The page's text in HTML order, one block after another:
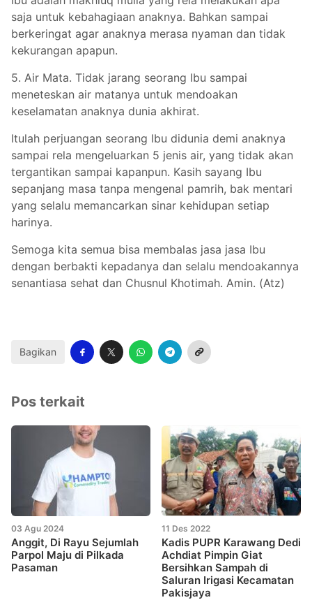
saja untuk kebahagiaan anaknya. Bahkan sampai
berkeringat agar anaknya merasa nyaman dan tidak
kekurangan apapun.
5. Air Mata. Tidak jarang seorang Ibu sampai
meneteskan air matanya untuk mendoakan
keselamatan anaknya dunia akhirat.
Itulah perjuangan seorang Ibu didunia demi anaknya
sampai rela mengeluarkan 5 jenis air, yang tidak akan
tergantikan sampai kapanpun. Kasih sayang Ibu
sepanjang masa tanpa mengenal pamrih, bak mentari
yang selalu memancarkan sinar kehidupan setiap
harinya.
Semoga kita semua bisa membalas jasa jasa Ibu
dengan berbakti kepadanya dan selalu mendoakannya
senantiasa sehat dan Chusnul Khotimah. Amin. (Atz)
Bagikan
Pos terkait
03 Agu 2024
Anggit, Di Rayu Sejumlah
Parpol Maju di Pilkada
Pasaman
11 Des 2022
Kadis PUPR Karawang Dedi
Achdiat Pimpin Giat
Bersihkan Sampah di
Saluran Irigasi Kecamatan
Pakisjaya